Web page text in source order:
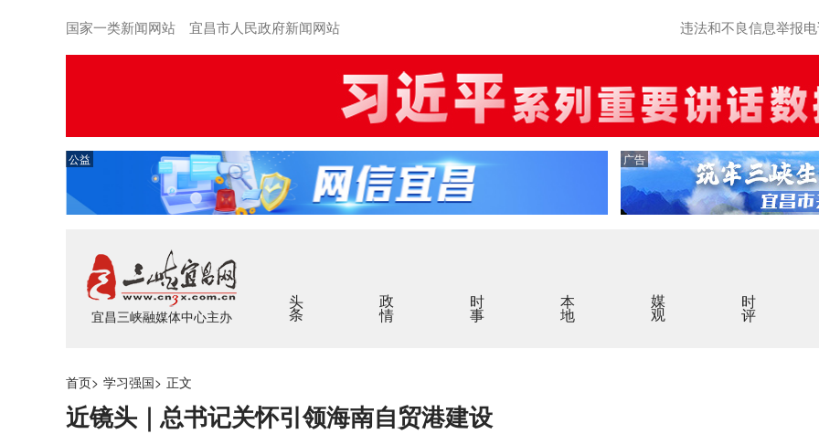
国家一类新闻网站 宜昌市人民政府新闻网站 违法和不良信息举报
公益 广告
宜昌三峡融媒体中心主办
头条 政情 时事 本地 媒观 时评
首页> 学习强国> 正文
近镜头｜总书记关怀引领海南自贸港建设